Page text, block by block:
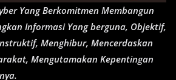
Yang Berkomitmen Membangun
Informasi Yang berguna, Objektif,
Menghibur, Mencerdaskan
Mengutamakan Kepentingan